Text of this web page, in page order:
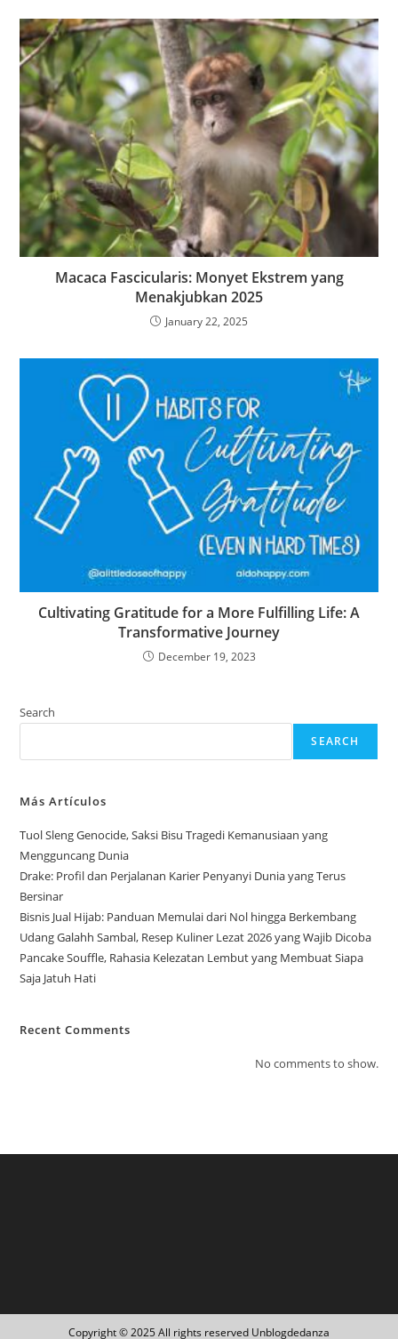
Macaca Fascicularis: Monyet Ekstrem yang
Menakjubkan 2025
January 22, 2025
Cultivating Gratitude for a More Fulfilling Life: A
Transformative Journey
December 19, 2023
Search
SEARCH
Más Artículos
Tuol Sleng Genocide, Saksi Bisu Tragedi Kemanusiaan yang
Mengguncang Dunia
Drake: Profil dan Perjalanan Karier Penyanyi Dunia yang Terus
Bersinar
Bisnis Jual Hijab: Panduan Memulai dari Nol hingga Berkembang
Udang Galahh Sambal, Resep Kuliner Lezat 2026 yang Wajib Dicoba
Pancake Souffle, Rahasia Kelezatan Lembut yang Membuat Siapa
Saja Jatuh Hati
Recent Comments
No comments to show.
Copyright © 2025 All rights reserved Unblogdedanza